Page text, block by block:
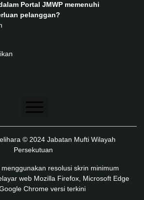
Portal JMWP memenuhi
pelanggan?
Penafian
Dasar Keselamatan
Dasar Privasi
Dasar Privasi Aplikasi
© 2024 Jabatan Mufti Wilayah
Persekutuan
resolusi skrin minimum
web Mozilla Firefox, Microsoft Edge
Chrome versi terkini